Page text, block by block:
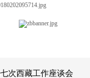
次西藏工作座谈会